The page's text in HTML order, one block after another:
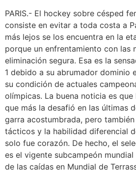
PARIS.- El hockey sobre césped
consiste en evitar a toda costa a
más lejos se los encuentra en la
porque un enfrentamiento con las
eliminación segura. Esa es la
1 debido a su abrumador dominio
su condición de actuales
olímpicas. La buena noticia es que
que más la desafió en las últimas
garra acostumbrada, pero
tácticos y la habilidad diferencial
solo fue corazón. De hecho, el
es el vigente subcampeón
de las caídas en Mundial de